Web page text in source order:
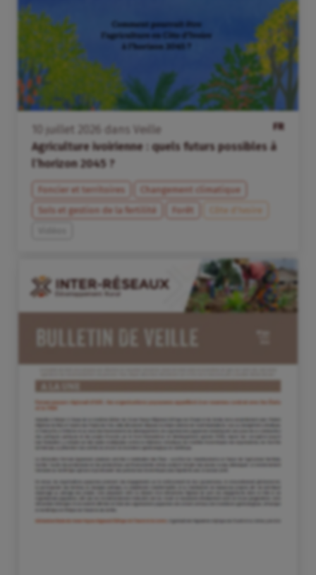
FR
juillet dans
Veille
Agriculture ivoirienne : quels futurs possibles à
l’horizon 2045 ?
Foncier et territoires
Changement climatique
Sols et gestion de la fertilité
Forêt
Côte d’Ivoire